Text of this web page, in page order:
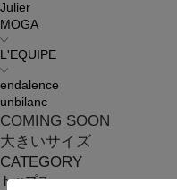
Julier
MOGA
L'EQUIPE
endalence
unbilanc
COMING SOON
大きいサイズ
CATEGORY
トップス